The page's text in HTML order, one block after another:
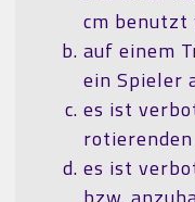
cm benutzt
auf einem
ein Spieler
es ist
es ist